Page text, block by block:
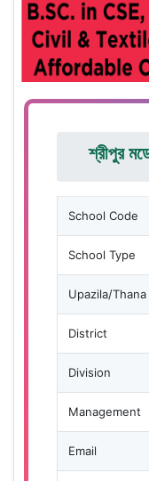
শ্রীপুর
School Code
School Type
Upazila/Thana
District
Division
Management
Email